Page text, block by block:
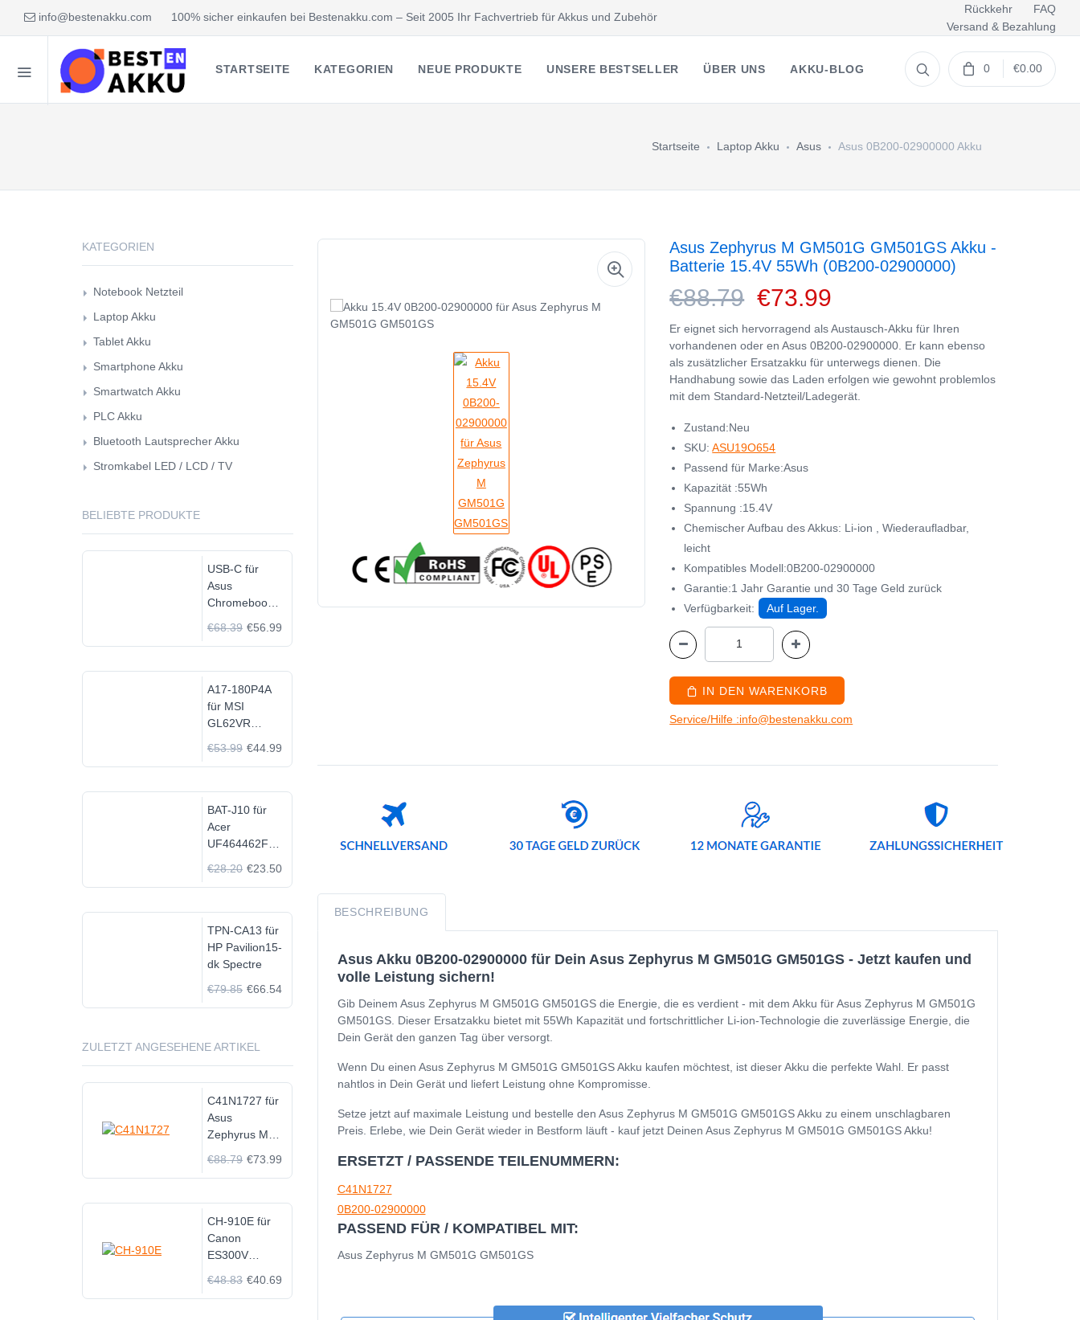
info@bestenakku.com 100% sicher einkaufen bei Bestenakku.com – Seit 2005 Ihr Fachvertrieb für Akkus und Zubehör
Rückkehr
FAQ
Versand & Bezahlung
STARTSEITE KATEGORIEN NEUE PRODUKTE UNSERE BESTSELLER ÜBER UNS AKKU-BLOG 0 €0.00
Startseite Laptop Akku Asus Asus 0B200-02900000 Akku
Asus Zephyrus M GM501G GM501GS Akku -
Batterie 15.4V 55Wh (0B200-02900000)
€88.79€73.99
Er eignet sich hervorragend als Austausch-Akku für Ihren
vorhandenen oder en Asus 0B200-02900000. Er kann ebenso
als zusätzlicher Ersatzakku für unterwegs dienen. Die
Handhabung sowie das Laden erfolgen wie gewohnt problemlos
mit dem Standard-Netzteil/Ladegerät.
Zustand:Neu
SKU:ASU19O654
Passend für Marke:Asus
Kapazität :55Wh
Spannung :15.4V
Chemischer Aufbau des Akkus: Li-ion , Wiederaufladbar,
leicht
Kompatibles Modell:0B200-02900000
Garantie:1 Jahr Garantie und 30 Tage Geld zurück
Verfügbarkeit:
Auf Lager.
IN DEN WARENKORB
Service/Hilfe :info@bestenakku.com
BESCHREIBUNG
Asus Akku 0B200-02900000 für Dein Asus Zephyrus M GM501G GM501GS - Jetzt kaufen und
volle Leistung sichern!
Gib Deinem Asus Zephyrus M GM501G GM501GS die Energie, die es verdient - mit dem Akku für Asus Zephyrus M GM501G
GM501GS. Dieser Ersatzakku bietet mit 55Wh Kapazität und fortschrittlicher Li-ion-Technologie die zuverlässige Energie, die
Dein Gerät den ganzen Tag über versorgt.
Wenn Du einen Asus Zephyrus M GM501G GM501GS Akku kaufen möchtest, ist dieser Akku die perfekte Wahl. Er passt
nahtlos in Dein Gerät und liefert Leistung ohne Kompromisse.
Setze jetzt auf maximale Leistung und bestelle den Asus Zephyrus M GM501G GM501GS Akku zu einem unschlagbaren
Preis. Erlebe, wie Dein Gerät wieder in Bestform läuft - kauf jetzt Deinen Asus Zephyrus M GM501G GM501GS Akku!
ERSETZT / PASSENDE TEILENUMMERN:
C41N1727
0B200-02900000
PASSEND FÜR / KOMPATIBEL MIT:
Asus Zephyrus M GM501G GM501GS
KATEGORIEN
Notebook Netzteil
Laptop Akku
Tablet Akku
Smartphone Akku
Smartwatch Akku
PLC Akku
Bluetooth Lautsprecher Akku
Stromkabel LED / LCD / TV
BELIEBTE PRODUKTE
USB-C für
Asus
Chromebook
€68.39 €56.99
A17-180P4A
für MSI
GL62VR
€53.99 €44.99
BAT-J10 für
Acer
UF464462F
€28.20 €23.50
TPN-CA13 für
HP Pavilion15-
dk Spectre
€79.85 €66.54
ZULETZT ANGESEHENE ARTIKEL
C41N1727 für
Asus
Zephyrus M
€88.79 €73.99
CH-910E für
Canon
ES300V
€48.83 €40.69